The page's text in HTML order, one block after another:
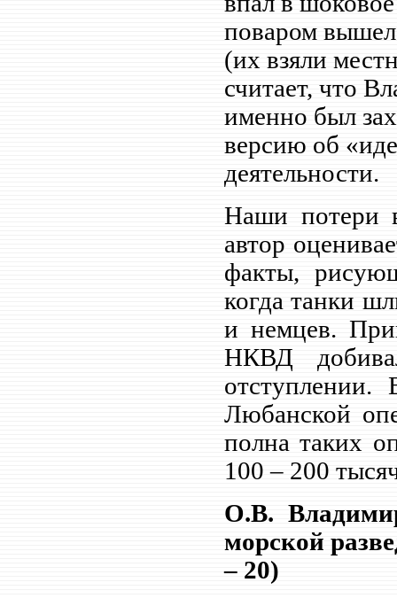
поваром
(их взяли
считает, что
именно был
версию об
деятельности.
Наши потери
автор
факты,
когда танки
и немцев.
НКВД
отступлении.
Любанской
полна таких
100 – 200
О.В.
морской
– 20)